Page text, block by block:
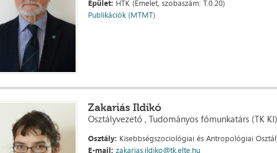
Épület: HTK (Emelet, szobaszám: T.0.20)
Publikációk (MTMT)
Zakariás Ildikó
Osztályvezető , Tudományos főmunkatárs (TK
Osztály: Kisebbségszociológiai és Antropológiai
E-mail: zakarias.ildiko@tk.elte.hu